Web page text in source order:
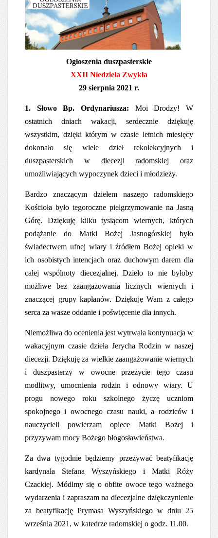
Ogłoszenia duszpasterskie
XXII Niedziela Zwykła
29 sierpnia 2021 r.
1. Słowo Bp. Ordynariusza: Moi Drodzy! W
ostatnich dniach wakacji, serdecznie dziękuję
wszystkim, dzięki którym w czasie letnich miesięcy
dokonało się wiele dzieł rekolekcyjnych i
duszpasterskich w diecezji radomskiej oraz
umożliwiających wypoczynek dzieci i młodzieży.
Bardzo znaczącym dziełem naszego radomskiego
Kościoła było tegoroczne pielgrzymowanie na Jasną
Górę. Dziękuję kilku tysiącom wiernych, których
podążanie do Matki Bożej Jasnogórskiej było
świadectwem ufnej wiary i źródłem Bożej opieki w
ich osobistych intencjach oraz duchowym darem dla
całej wspólnoty diecezjalnej. Dzieło to nie byłoby
możliwe bez zaangażowania licznych wiernych i
znaczącej grupy kapłanów. Dziękuję Wam z całego
serca za wasze oddanie i poświęcenie dla innych.
Niemożliwa do ocenienia jest wytrwała kontynuacja w
wakacyjnym czasie dzieła Jerycha Rodzin w naszej
diecezji. Dziękuję za wielkie zaangażowanie wiernych
i duszpasterzy w owocne przeżycie tego czasu
modlitwy, umocnienia rodzin i odnowy wiary. U
progu nowego roku szkolnego życzę uczniom
spokojnego i owocnego czasu nauki, a rodziców i
nauczycieli powierzam opiece Matki Bożej i
przyzywam mocy Bożego błogosławieństwa.
Za dwa tygodnie będziemy przeżywać beatyfikację
kardynała Stefana Wyszyńskiego i Matki Róży
Czackiej. Módlmy się o obfite owoce tego ważnego
wydarzenia i zapraszam na diecezjalne dziękczynienie
za beatyfikację Prymasa Wyszyńskiego w dniu 25
września 2021, w katedrze radomskiej o godz. 11.00.